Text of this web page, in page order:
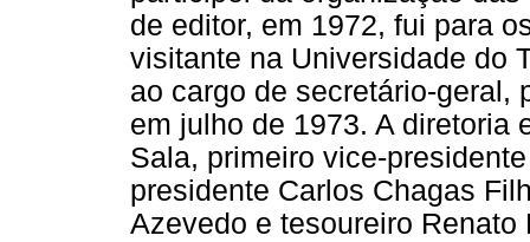
de editor, em 1972, fui para
visitante na Universidade do
ao cargo de secretário-geral,
em julho de 1973. A diretoria
Sala, primeiro vice-
presidente Carlos Chagas
Azevedo e tesoureiro Renato